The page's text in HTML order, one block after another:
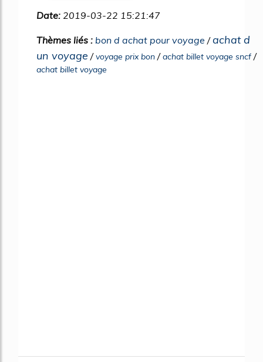
Date: 2019-03-22 15:21:47
Thèmes liés : bon d achat pour voyage /achat d
un voyage /voyage prix bon /achat billet voyage sncf /
achat billet voyage